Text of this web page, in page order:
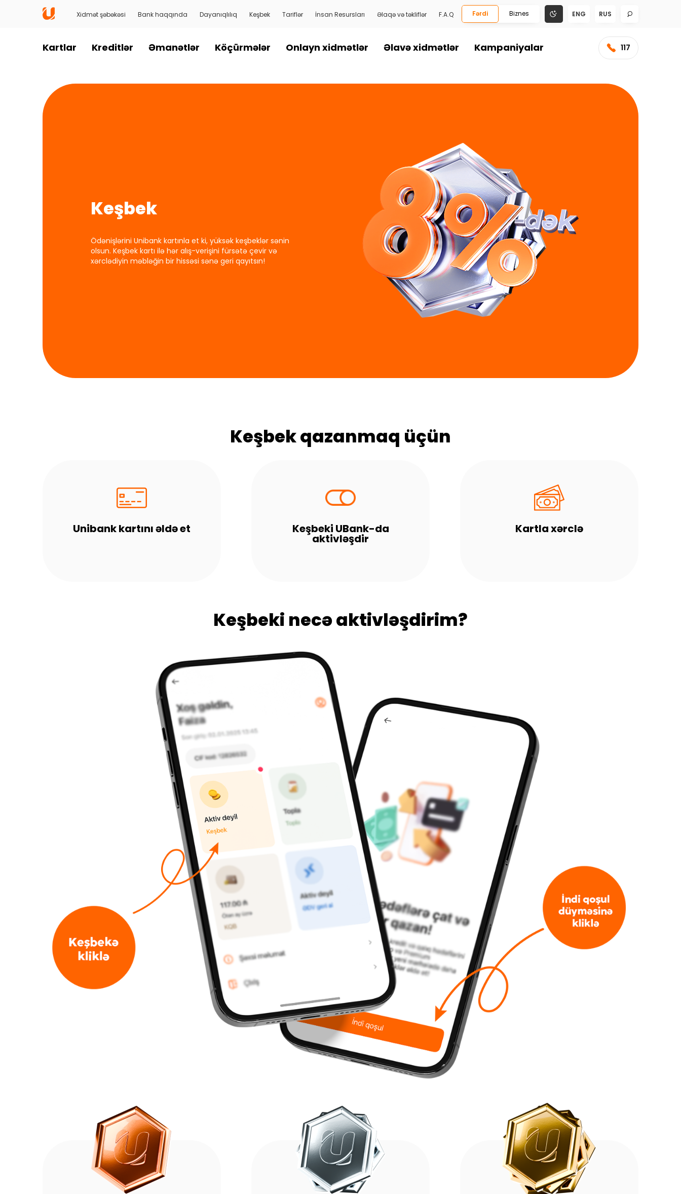
Xidmət şəbəkəsi Bank haqqında Dayanıqlılıq Keşbek Tariflər İnsan Resursları Əlaqə və təkliflər F.A.Q Fərdi Biznes ENG RUS
Kartlar Kreditlər Əmanətlər Köçürmələr Onlayn xidmətlər Əlavə xidmətlər Kampaniyalar 117
Keşbek
Ödənişlərini Unibank kartınla et ki, yüksək keşbeklər sənin
olsun. Keşbek kartı ilə hər alış-verişini fürsətə çevir və
xərclədiyin məbləğin bir hissəsi sənə geri qayıtsın!
Keşbek qazanmaq üçün
Unibank kartını əldə et Keşbeki UBank-da
aktivləşdir
Kartla xərclə
Keşbeki necə aktivləşdirim?